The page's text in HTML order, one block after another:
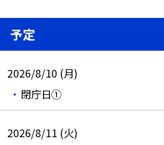
予定
2026/8/10 (月)
閉庁日①
2026/8/11 (火)